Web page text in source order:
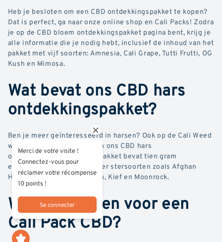
Heb je besloten om een CBD ontdekkingspakket te kopen?
Dat is perfect, ga naar onze online shop en Cali Packs! Zodra
je op de CBD bloem ontdekkingspakket pagina bent, krijg je
alle informatie die je nodig hebt, inclusief de inhoud van het
pakket met vijf soorten: Amnesia, Cali Grape, Tutti Frutti, OG
Kush en Mimosa.
Wat bevat ons CBD hars
ontdekkingspakket?
Ben je meer geïnteresseerd in harsen? Ook op de Cali Weed
website kun je zien wat er in ons CBD hars
ontdekkingspakket zit. Dit pakket bevat tien gram
eersteklas harsen. Je vindt er stersoorten zoals Afghan
Hash, Ice Rock, Nepal Cream, Kief en Moonrock.
Waarom kiezen voor een
Cali Pack CBD?
Merci de votre visite !
Connectez-vous pour
réclamer votre récompense
10 points !
Se connecter